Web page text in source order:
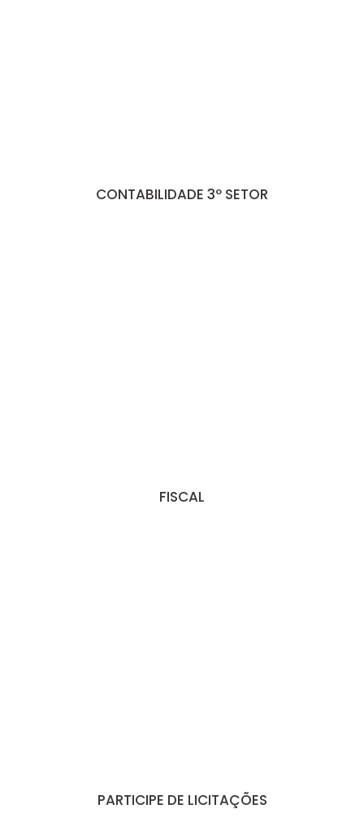
CONTABILIDADE 3º SETOR
FISCAL
PARTICIPE DE LICITAÇÕES